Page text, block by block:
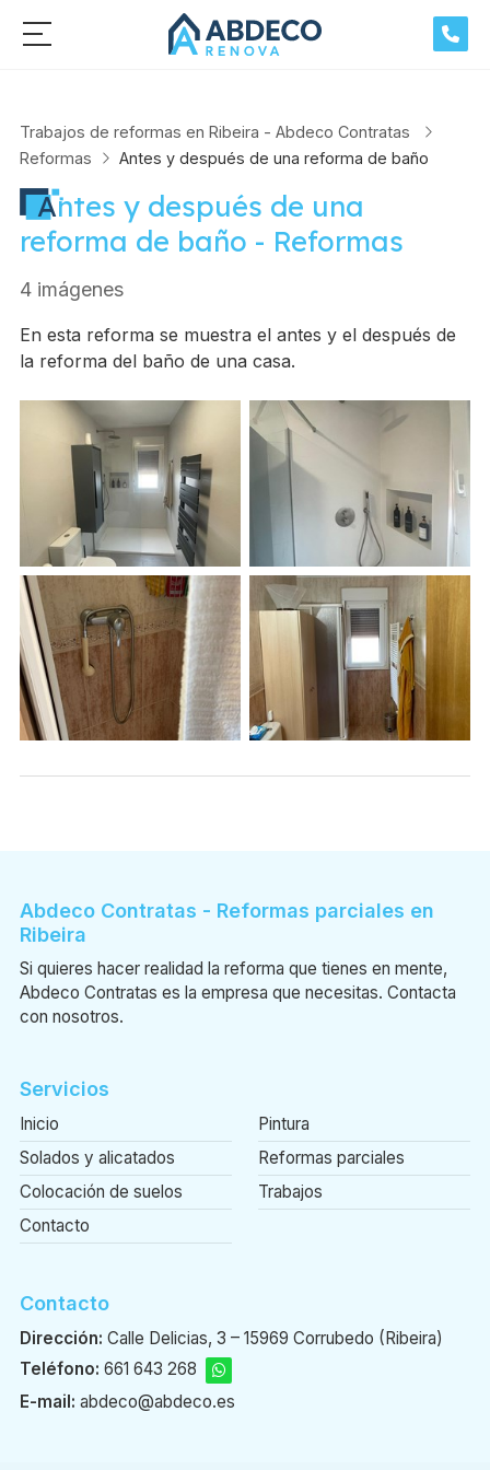
Trabajos de reformas en Ribeira - Abdeco Contratas
Reformas
Antes y después de una reforma de baño
Antes y después de una
reforma de baño - Reformas
4 imágenes
En esta reforma se muestra el antes y el después de
la reforma del baño de una casa.
Abdeco Contratas - Reformas parciales en
Ribeira
Si quieres hacer realidad la reforma que tienes en mente,
Abdeco Contratas es la empresa que necesitas. Contacta
con nosotros.
Servicios
Inicio
Pintura
Solados y alicatados
Reformas parciales
Colocación de suelos
Trabajos
Contacto
Contacto
Dirección: Calle Delicias, 3 – 15969 Corrubedo (Ribeira)
Teléfono: 661 643 268
E-mail: abdeco@abdeco.es